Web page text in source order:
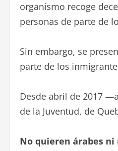
organismo recoge
personas de parte de
Sin embargo, se
parte de los
Desde abril de 2017
de la Juventud, de
No quieren árabes ni